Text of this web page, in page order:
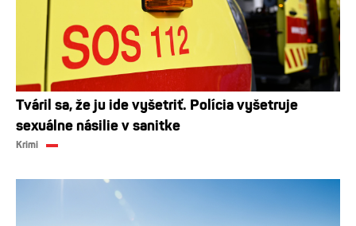
Tváril sa, že ju ide vyšetriť. Polícia vyšetruje
sexuálne násilie v sanitke
Krimi